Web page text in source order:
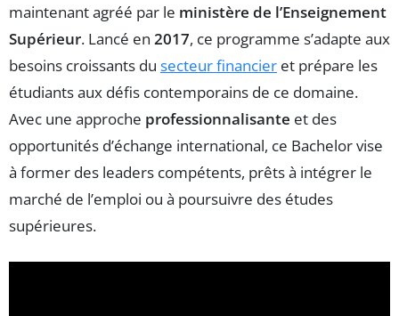
maintenant agréé par le ministère de l’Enseignement
Supérieur. Lancé en 2017, ce programme s’adapte aux
besoins croissants du secteur financier et prépare les
étudiants aux défis contemporains de ce domaine.
Avec une approche professionnalisante et des
opportunités d’échange international, ce Bachelor vise
à former des leaders compétents, prêts à intégrer le
marché de l’emploi ou à poursuivre des études
supérieures.